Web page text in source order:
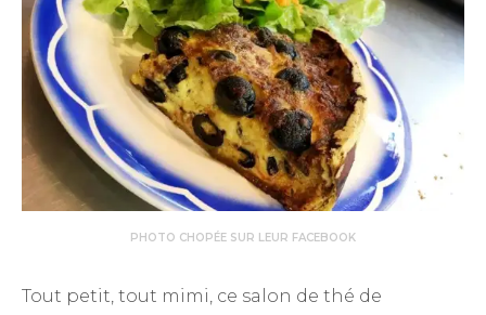
PHOTO CHOPÉE SUR LEUR FACEBOOK
Tout petit, tout mimi, ce salon de thé de